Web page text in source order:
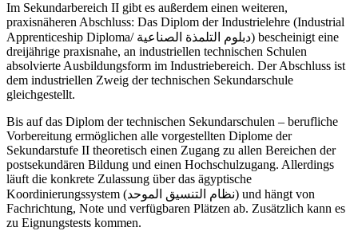
Im Sekundarbereich II gibt es außerdem einen weiteren,
praxisnäheren Abschluss: Das Diplom der Industrielehre (Industrial
Apprenticeship Diploma/ دبلوم التلمذة الصناعية) bescheinigt eine
dreijährige praxisnahe, an industriellen technischen Schulen
absolvierte Ausbildungsform im Industriebereich. Der Abschluss ist
dem industriellen Zweig der technischen Sekundarschule
gleichgestellt.
Bis auf das Diplom der technischen Sekundarschulen – berufliche
Vorbereitung ermöglichen alle vorgestellten Diplome der
Sekundarstufe II theoretisch einen Zugang zu allen Bereichen der
postsekundären Bildung und einen Hochschulzugang. Allerdings
läuft die konkrete Zulassung über das ägyptische
Koordinierungssystem (نظام التنسيق الموحد) und hängt von
Fachrichtung, Note und verfügbaren Plätzen ab. Zusätzlich kann es
zu Eignungstests kommen.